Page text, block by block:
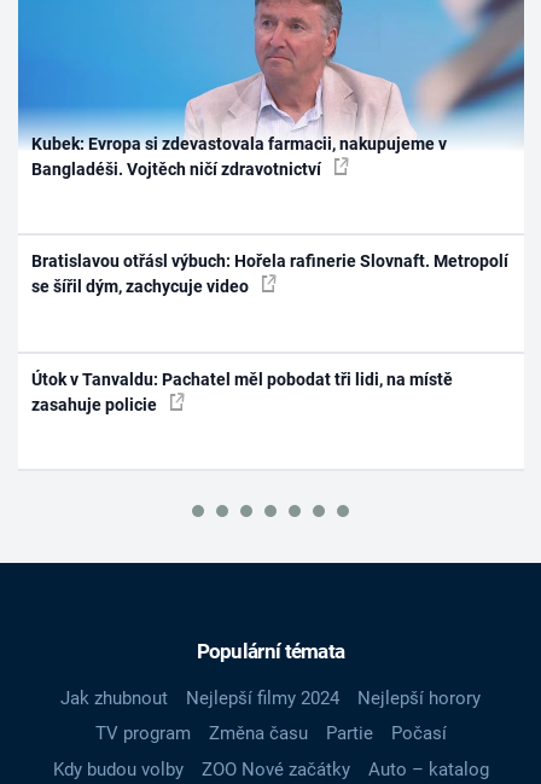
Kubek: Evropa si zdevastovala farmacii, nakupujeme v
Bangladéši. Vojtěch ničí zdravotnictví
Bratislavou otřásl výbuch: Hořela rafinerie Slovnaft. Metropolí
se šířil dým, zachycuje video
Útok v Tanvaldu: Pachatel měl pobodat tři lidi, na místě
zasahuje policie
Populární témata
Jak zhubnout Nejlepší filmy 2024
Nejlepší horory
TV program
Změna času Partie
Počasí
Kdy budou volby
ZOO Nové začátky
Auto – katalog